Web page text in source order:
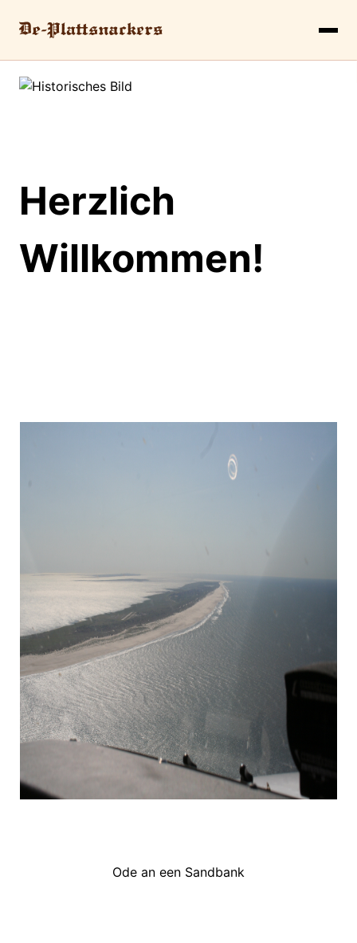
Herzlich
Willkommen!
Ode an een Sandbank